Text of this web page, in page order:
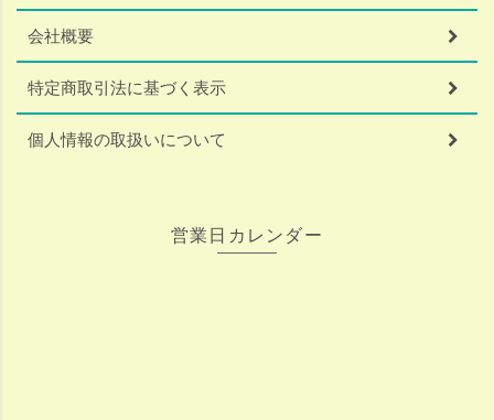
会社概要
特定商取引法に基づく表示
個人情報の取扱いについて
営業日カレンダー